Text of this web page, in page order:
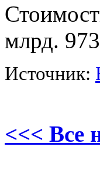
млрд.
Источник:
<<< Все